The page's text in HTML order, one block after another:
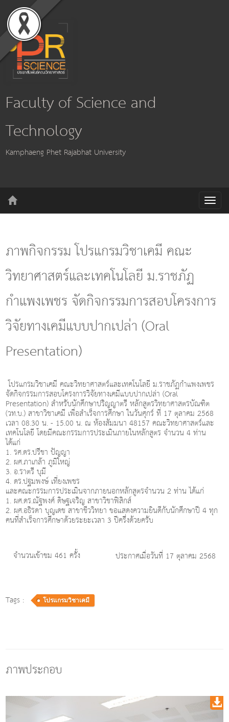
Faculty of Science and
Technology
Kamphaeng Phet Rajabhat University
T
o
g
ภาพกิจกรรม โปรแกรมวิชาเคมี คณะ
วิทยาศาสตร์และเทคโนโลยี ม.ราชภัฏ
กำแพงเพชร จัดกิจกรรมการสอบโครงการ
วิจัยทางเคมีแบบปากเปล่า (Oral
Presentation)
โปรแกรมวิชาเคมี คณะวิทยาศาสตร์และเทคโนโลยี ม.ราชภัฏกำแพงเพชร
จัดกิจกรรมการสอบโครงการวิจัยทางเคมีแบบปากเปล่า (Oral
Presentation) สำหรับนักศึกษาปริญญาตรี หลักสูตรวิทยาศาสตรบัณฑิต
(วท.บ.) สาขาวิชาเคมี เพื่อสำเร็จการศึกษา ในวันศุกร์ ที่ 17 ตุลาคม 2568
เวลา 08.30 น. - 15.00 น. ณ ห้องสัมมนา 48157 คณะวิทยาศาสตร์และ
เทคโนโลยี โดยมีคณะกรรมการประเมินภายในหลักสูตร จำนวน 4 ท่าน
ได้แก่
1. รศ.ดร.ปรีชา ปัญญา
2. ผศ.ภาเกล้า ภูมิใหญ่
3. อ.ราตรี บุมี
4. ดร.ปฐมพงษ์ เที่ยงเพชร
และคณะกรรมการประเมินจากภายนอกหลักสูตรจำนวน 2 ท่าน ได้แก่
1. ผศ.ดร.ณัฐพงศ์ ดิษฐเจริญ สาขาวิชาฟิสิกส์
2. ผศ.อธิรดา บุญเดช สาขาชีววิทยา ขอแสดงความยินดีกับนักศึกษาปี 4 ทุก
คนที่สำเร็จการศึกษาด้วยระยะเวลา 3 ปีครึ่งด้วยครับ
จำนวนเข้าชม 461 ครั้ง ประกาศเมื่อวันที่ 17 ตุลาคม 2568
Tags : โปรแกรมวิชาเคมี
ภาพประกอบ